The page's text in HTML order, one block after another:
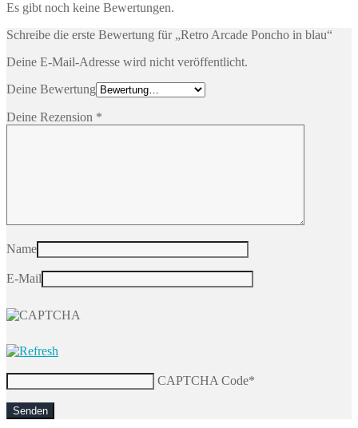
Es gibt noch keine Bewertungen.
Schreibe die erste Bewertung für „Retro Arcade Poncho in blau“
Deine E-Mail-Adresse wird nicht veröffentlicht.
Deine Bewertung
Deine Rezension *
Name
E-Mail
CAPTCHA Code*